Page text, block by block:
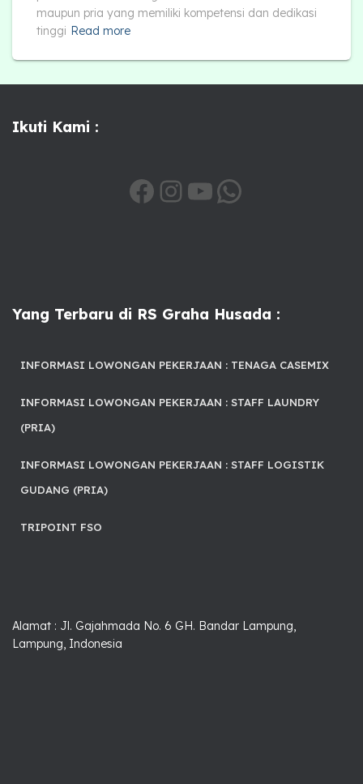
maupun pria yang memiliki kompetensi dan dedikasi
tinggi Read more
Ikuti Kami :
HTTPS://WWW.FACEBOOK.COM/SHARE/1A6QSXIHTV/ INSTAGRAM YOUTUBE
Yang Terbaru di RS Graha Husada :
INFORMASI LOWONGAN PEKERJAAN : TENAGA CASEMIX
INFORMASI LOWONGAN PEKERJAAN : STAFF LAUNDRY
(PRIA)
INFORMASI LOWONGAN PEKERJAAN : STAFF LOGISTIK
GUDANG (PRIA)
TRIPOINT FSO
Alamat : Jl. Gajahmada No. 6 GH. Bandar Lampung,
Lampung, Indonesia